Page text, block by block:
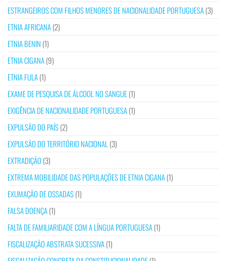
ESTRANGEIROS COM FILHOS MENORES DE NACIONALIDADE PORTUGUESA(3)
ETNIA AFRICANA(2)
ETNIA BENIN (1)
ETNIA CIGANA(9)
ETNIA FULA(1)
EXAME DE PESQUISA DE ÁLCOOL NO SANGUE(1)
EXIGÊNCIA DE NACIONALIDADE PORTUGUESA(1)
EXPULSÃO DO PAÍS(2)
EXPULSÃO DO TERRITÓRIO NACIONAL(3)
EXTRADIÇÃO (3)
EXTREMA MOBILIDADE DAS POPULAÇÕES DE ETNIA CIGANA(1)
EXUMAÇÃO DE OSSADAS(1)
FALSA DOENÇA(1)
FALTA DE FAMILIARIDADE COM A LÍNGUA PORTUGUESA(1)
FISCALIZAÇÃO ABSTRATA SUCESSIVA(1)